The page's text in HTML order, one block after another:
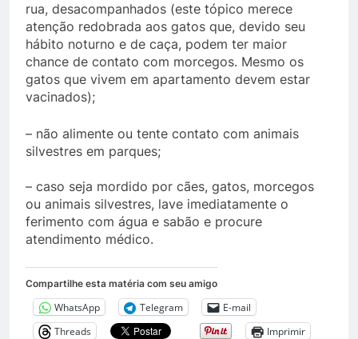
rua, desacompanhados (este tópico merece
atenção redobrada aos gatos que, devido seu
hábito noturno e de caça, podem ter maior
chance de contato com morcegos. Mesmo os
gatos que vivem em apartamento devem estar
vacinados);
– não alimente ou tente contato com animais
silvestres em parques;
– caso seja mordido por cães, gatos, morcegos
ou animais silvestres, lave imediatamente o
ferimento com água e sabão e procure
atendimento médico.
Compartilhe esta matéria com seu amigo
WhatsApp Telegram
E-mail
Threads
Imprimir